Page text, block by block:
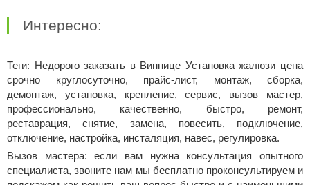
Интересно:
Теги: Недорого заказать в Виннице Установка жалюзи цена
срочно круглосуточно, прайс-лист, монтаж, сборка,
демонтаж, установка, крепление, сервис, вызов мастер,
профессионально, качественно, быстро, ремонт,
реставрация, снятие, замена, повесить, подключение,
отключение, настройка, инсталяция, навес, регулировка.
Вызов мастера: если вам нужна консультация опытного
специалиста, звоните нам мы бесплатно проконсультируем и